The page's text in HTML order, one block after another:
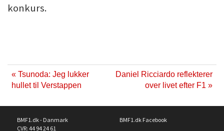
konkurs.
« Tsunoda: Jeg lukker
hullet til Verstappen
Daniel Ricciardo reflekterer
over livet efter F1 »
BMF1.dk - Danmark
CVR: 44 94 24 61
BMF1.dk Facebook